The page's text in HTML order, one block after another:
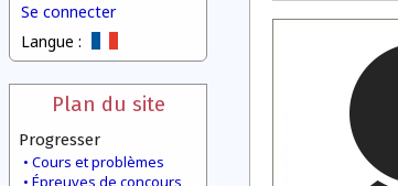
Se connecter
Langue :
Plan du site
Progresser
Cours et problèmes
Épreuves de concours